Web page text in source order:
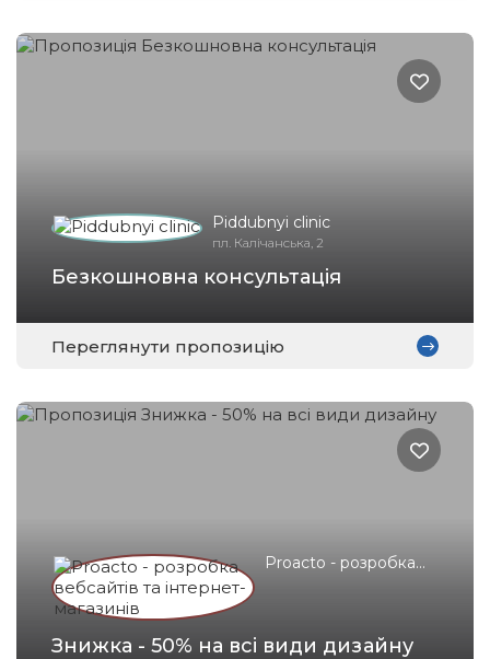
Piddubnyi clinic
пл. Калічанська, 2
Безкошновна консультація
Переглянути пропозицію
Proacto - розробка
Знижка - 50% на всі види дизайну